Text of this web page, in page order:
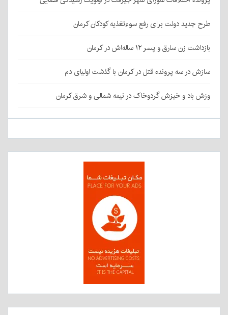
طرح جدید دولت برای رفع سوءتغذیه کودکان کرمان
بازداشت زن سارق و پسر ۱۲ ساله‌اش در کرمان
سازش در سه پرونده قتل در کرمان با گذشت اولیای دم
وزش باد و خیزش گردوخاک در نیمه شمالی و شرق کرمان